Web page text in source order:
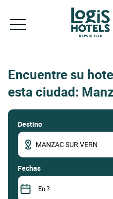
Encuentre su
esta ciudad:
Destino
fechas